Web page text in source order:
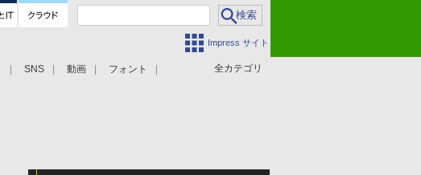
Impress サイト
全カテゴリ
SNS 動画 フォント